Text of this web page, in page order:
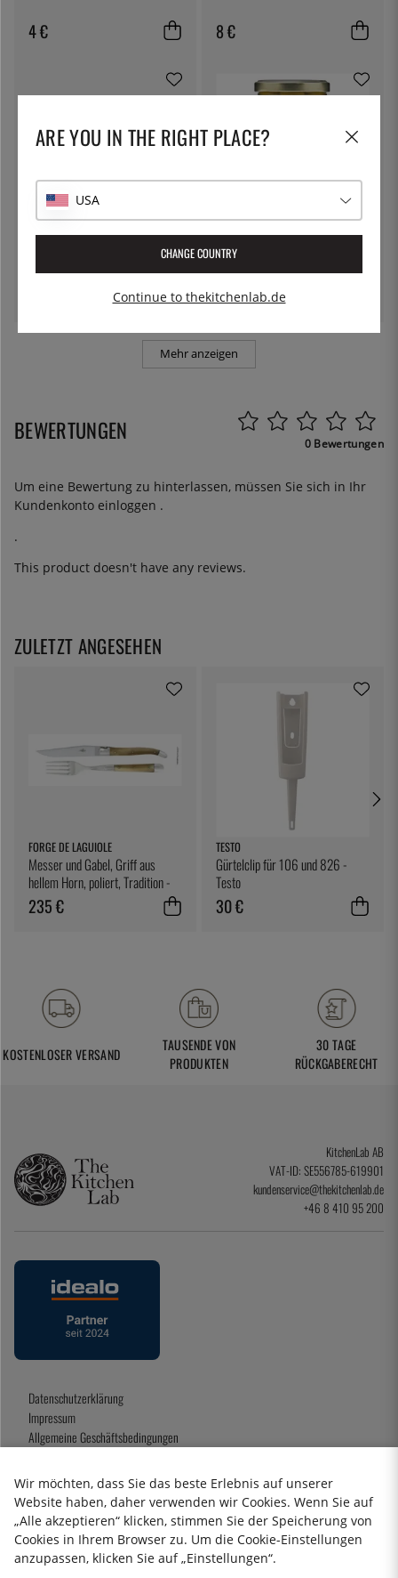
4 € 8 €
ÖSTLIN BERNAL
Oliven, Manzanilla - Bernal
4 €
Mehr anzeigen
BEWERTUNGEN 0 Bewertungen
Um eine Bewertung zu hinterlassen, müssen Sie sich in Ihr
Kundenkonto einloggen .
.
This product doesn't have any reviews.
ZULETZT ANGESEHEN
FORGE DE LAGUIOLE
Messer und Gabel, Griff aus
hellem Horn, poliert, Tradition -
Forge de Laguiole
235 €
TESTO
Gürtelclip für 106 und 826 -
Testo
30 €
KOSTENLOSER VERSAND
TAUSENDE VON
PRODUKTEN
30 TAGE
RÜCKGABERECHT
KitchenLab AB
VAT-ID: SE556785-619901
kundenservice@thekitchenlab.de
+46 8 410 95 200
Datenschutzerklärung
Impressum
Allgemeine Geschäftsbedingungen
2026 KitchenLab AB
Wir möchten, dass Sie das beste Erlebnis auf unserer
Website haben, daher verwenden wir Cookies. Wenn Sie auf
„Alle akzeptieren“ klicken, stimmen Sie der Speicherung von
Cookies in Ihrem Browser zu. Um die Cookie-Einstellungen
anzupassen, klicken Sie auf „Einstellungen“.
ARE YOU IN THE RIGHT PLACE?
USA
CHANGE COUNTRY
Continue to thekitchenlab.de